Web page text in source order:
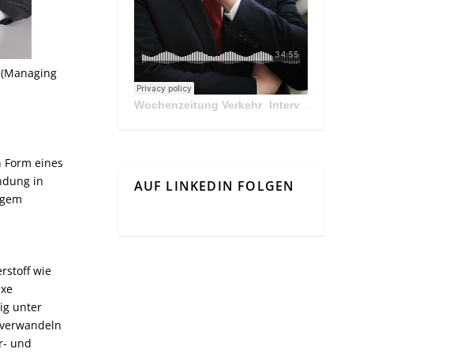
eines
in
wie
unter
und
Wochenzeitung Verkehr· Interview Mit Andreas Matthä, CEO der ÖBB Holding
AUF LINKEDIN FOLGEN